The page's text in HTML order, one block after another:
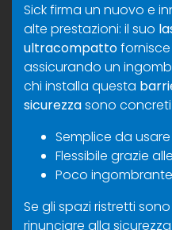
Sick firma un nuovo e
alte prestazioni: il suo
ultracompatto
assicurando un
chi installa questa
sicurezzasono concreti
Semplice da usare
Flessibile grazie
Poco
Se gli spazi ristretti
rinunciare alla